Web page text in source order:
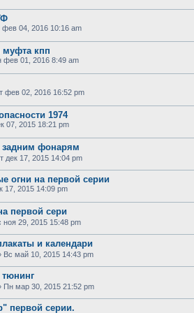
фев 04, 2016 10:16 am
муфта кпп
фев 01, 2016 8:49 am
фев 02, 2016 16:52 pm
1974
07, 2015 18:21 pm
задним фонарям
дек 17, 2015 14:04 pm
огни на первой серии
17, 2015 14:09 pm
первой сери
ноя 29, 2015 15:48 pm
и календари
Вс май 10, 2015 14:43 pm
тюнинг
Пн мар 30, 2015 21:52 pm
первой серии.